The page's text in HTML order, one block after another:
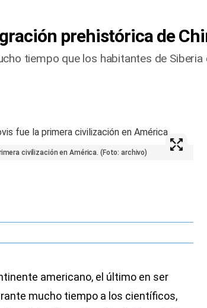
prehistórica de
tiempo que los habitantes de
civilización en América. (Foto: archivo)
americano, el último en ser
mucho tiempo a los científicos,